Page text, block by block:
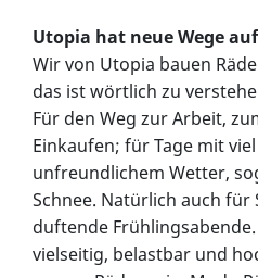
Utopia hat neue Wege
Wir von Utopia bauen
das ist wörtlich zu
Für den Weg zur Arbeit,
Einkaufen; für Tage mit
unfreundlichem Wetter,
Schnee. Natürlich auch für
duftende
vielseitig, belastbar und